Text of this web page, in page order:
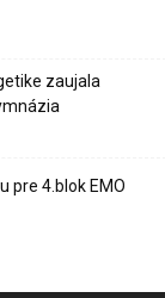
zaujala
pre 4.blok EMO